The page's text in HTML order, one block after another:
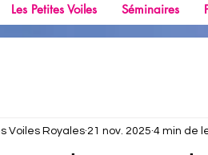
Les Petites Voiles Séminaires
Voiles Royales 21 nov. 2025 4 min de